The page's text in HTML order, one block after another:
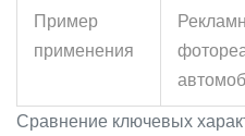
Сравнение ключевых
Пример
применения